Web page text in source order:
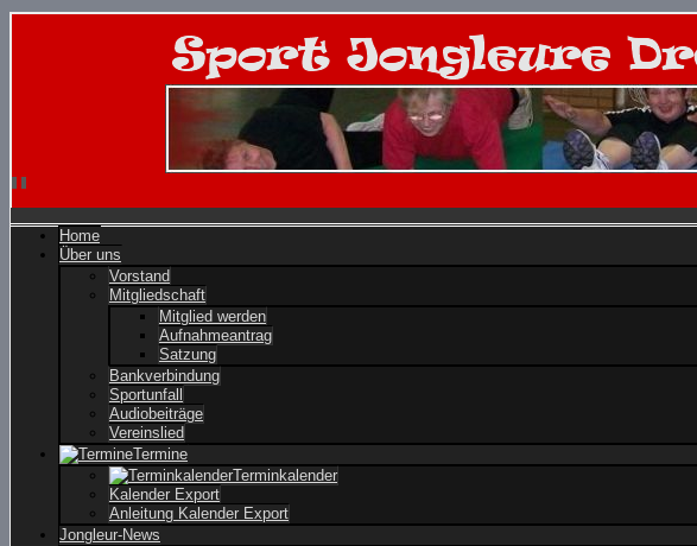
Home
Über uns
Vorstand
Mitgliedschaft
Mitglied werden
Aufnahmeantrag
Satzung
Bankverbindung
Sportunfall
Audiobeiträge
Vereinslied
Termine
Terminkalender
Kalender Export
Anleitung Kalender Export
Jongleur-News